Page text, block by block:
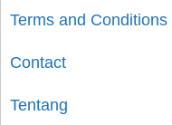
Terms and Conditions
Contact
Tentang